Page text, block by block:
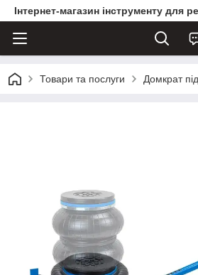
Інтернет-магазин інструменту для
Товари та послуги Домкрат